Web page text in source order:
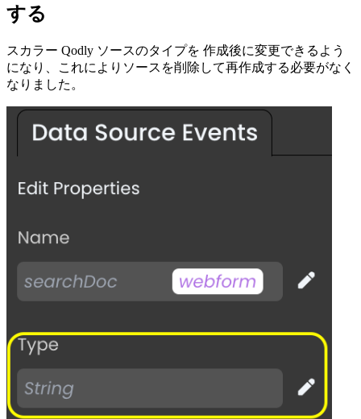
する
スカラー Qodly ソースのタイプを 作成後に変更できる よう
になり、これによりソースを削除して再作成する必要がなく
なりました。